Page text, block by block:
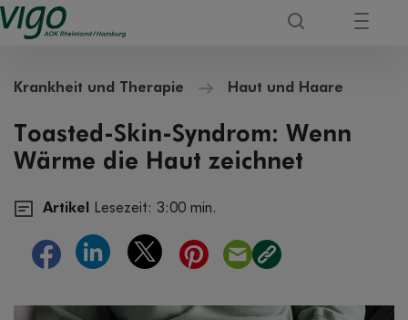
Krankheit und Therapie Haut und Haare
Toasted-Skin-Syndrom: Wenn
Wärme die Haut zeichnet
Artikel Lesezeit: 3:00 min.